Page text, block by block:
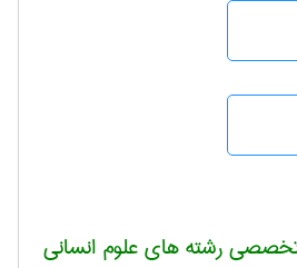
رشته های علوم انسانی